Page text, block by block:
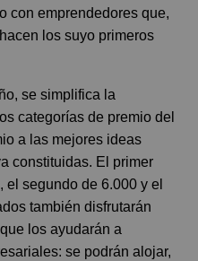
con emprendedores que,
los suyo primeros
se simplifica la
categorías de premio del
a las mejores ideas
constituidas. El primer
segundo de 6.000 y el
también disfrutarán
los ayudarán a
se podrán alojar,